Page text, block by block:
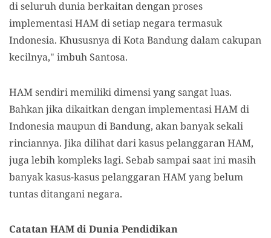
di seluruh dunia berkaitan dengan proses
implementasi HAM di setiap negara termasuk
Indonesia. Khususnya di Kota Bandung dalam cakupan
kecilnya," imbuh Santosa.
HAM sendiri memiliki dimensi yang sangat luas.
Bahkan jika dikaitkan dengan implementasi HAM di
Indonesia maupun di Bandung, akan banyak sekali
rinciannya. Jika dilihat dari kasus pelanggaran HAM,
juga lebih kompleks lagi. Sebab sampai saat ini masih
banyak kasus-kasus pelanggaran HAM yang belum
tuntas ditangani negara.
Catatan HAM di Dunia Pendidikan